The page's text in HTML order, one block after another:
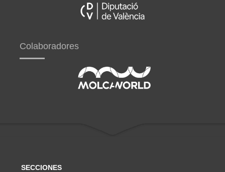
Colaboradores
SECCIONES